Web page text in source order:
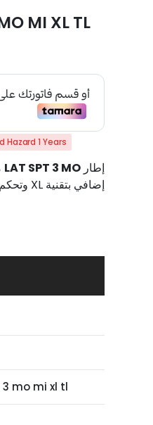
MI XL TL
Hazard 1 Years
إطار LAT SPT 3 MO
إضافي بتقنية XL وتحكم موثوق على الطرق الجافة والمبللة.
mo mi xl tl